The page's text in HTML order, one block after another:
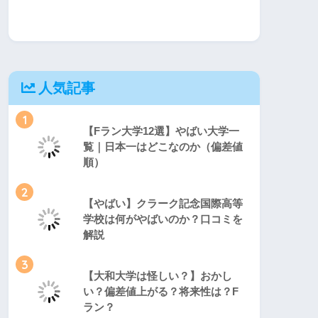
人気記事
1
【Fラン大学12選】やばい大学一
覧｜日本一はどこなのか（偏差値
順）
2
【やばい】クラーク記念国際高等
学校は何がやばいのか？口コミを
解説
3
【大和大学は怪しい？】おかし
い？偏差値上がる？将来性は？F
ラン？